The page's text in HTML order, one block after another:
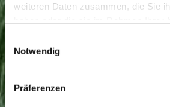
weiteren Daten zusammen, die Sie
Notwendig
Präferenzen